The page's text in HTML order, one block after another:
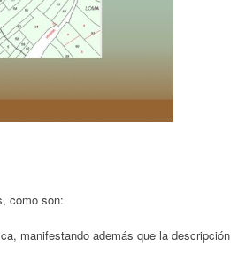
como son:
manifestando además que la descripción